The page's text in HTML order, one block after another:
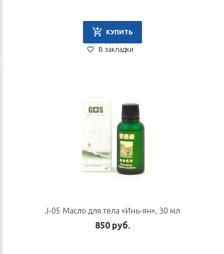
КУПИТЬ
В закладки
J-05 Масло для тела «Инь-ян», 30 мл
850 руб.